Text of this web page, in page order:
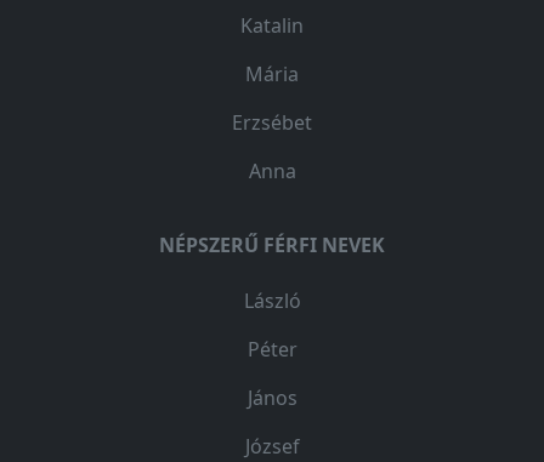
Katalin
Mária
Erzsébet
Anna
NÉPSZERŰ FÉRFI NEVEK
László
Péter
János
József